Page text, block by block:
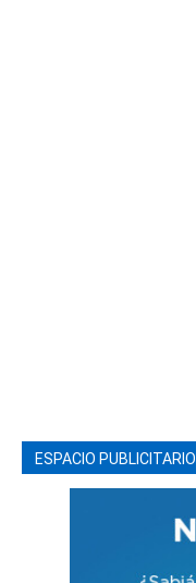
ESPACIO PUBLICITARIO